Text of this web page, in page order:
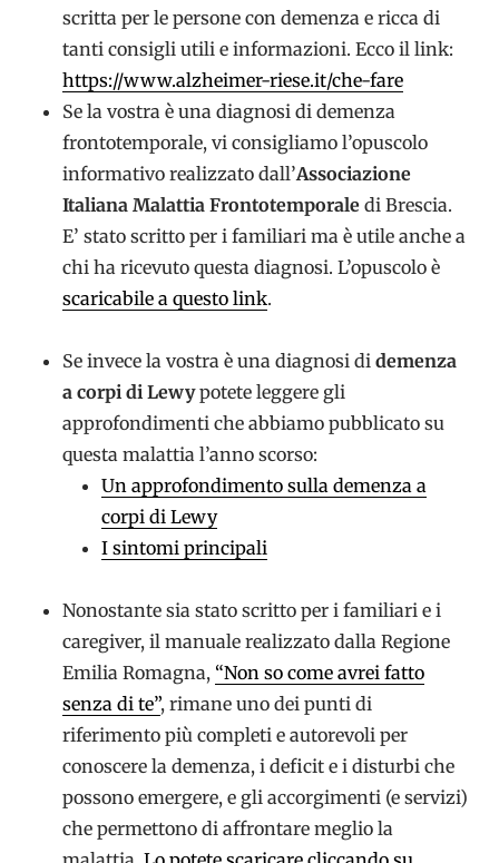
scritta per le persone con demenza e ricca di
tanti consigli utili e informazioni. Ecco il link:
https://www.alzheimer-riese.it/che-fare
Se la vostra è una diagnosi di demenza
frontotemporale, vi consigliamo l’opuscolo
informativo realizzato dall’Associazione
Italiana Malattia Frontotemporale di Brescia.
E’ stato scritto per i familiari ma è utile anche a
chi ha ricevuto questa diagnosi. L’opuscolo è
scaricabile a questo link.
Se invece la vostra è una diagnosi di demenza
a corpi di Lewypotete leggere gli
approfondimenti che abbiamo pubblicato su
questa malattia l’anno scorso:
Un approfondimento sulla demenza a
corpi di Lewy
I sintomi principali
Nonostante sia stato scritto per i familiari e i
caregiver, il manuale realizzato dalla Regione
Emilia Romagna, “Non so come avrei fatto
senza di te”, rimane uno dei punti di
riferimento più completi e autorevoli per
conoscere la demenza, i deficit e i disturbi che
possono emergere, e gli accorgimenti (e servizi)
che permettono di affrontare meglio la